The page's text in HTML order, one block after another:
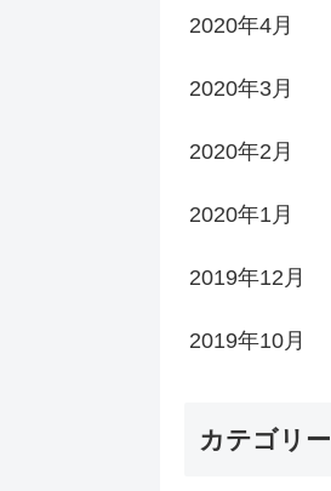
2020年4月
2020年3月
2020年2月
2020年1月
2019年12月
2019年10月
カテゴリー